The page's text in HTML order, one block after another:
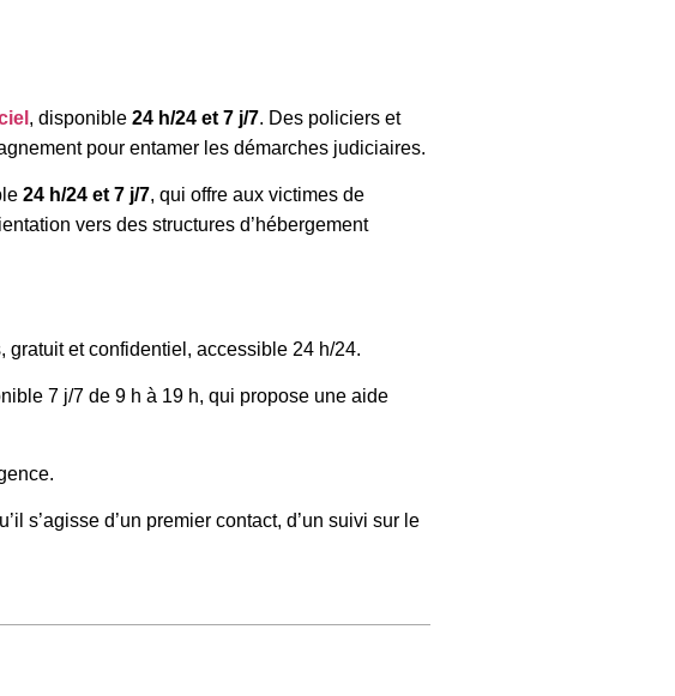
, disponible 24 h/24 et 7 j/7. Des policiers et
pour entamer les démarches judiciaires.
24 h/24 et 7 j/7, qui offre aux victimes de
vers des structures d’hébergement
gratuit et confidentiel, accessible 24 h/24.
7 j/7 de 9 h à 19 h, qui propose une aide
s’agisse d’un premier contact, d’un suivi sur le